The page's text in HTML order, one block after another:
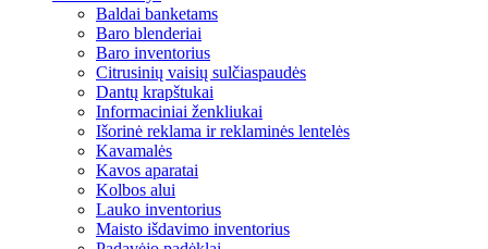
Baldai banketams
Baro blenderiai
Baro inventorius
Citrusinių vaisių sulčiaspaudės
Dantų krapštukai
Informaciniai ženkliukai
Išorinė reklama ir reklaminės lentelės
Kavamalės
Kavos aparatai
Kolbos alui
Lauko inventorius
Maisto išdavimo inventorius